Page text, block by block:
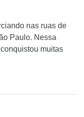
nas ruas de
Paulo. Nessa
muitas